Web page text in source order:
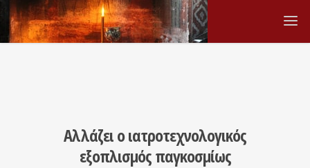
Αλλάζει ο ιατροτεχνολογικός
εξοπλισμός παγκοσμίως